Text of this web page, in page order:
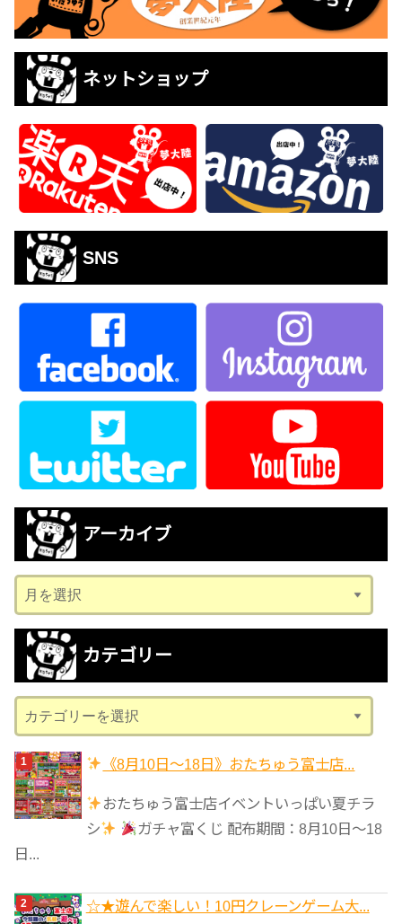
ネットショップ
SNS
アーカイブ
ー
カ
ブ
カテゴリー
テ
ゴ
リ
ー
《8月10日～18日》おたちゅう富士店...
おたちゅう富士店イベントいっぱい夏チラ
シ
ガチャ富くじ 配布期間：8月10日～18
日...
☆★遊んで楽しい！10円クレーンゲーム大...